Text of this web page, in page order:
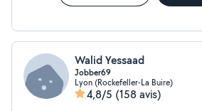
Walid Yessaad
Jobber69
Lyon (Rockefeller-La Buire)
4,8/5 (158 avis)